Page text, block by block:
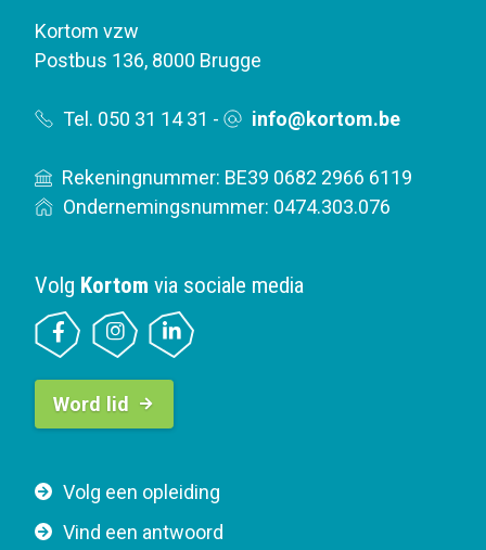
Kortom vzw
Postbus 136, 8000 Brugge
Tel. 050 31 14 31 - info@kortom.be
Rekeningnummer: BE39 0682 2966 6119
Ondernemingsnummer: 0474.303.076
F
o
Volg een opleiding
Vind een antwoord
Volg Kortom via sociale media
B
t
o
n
Word lid